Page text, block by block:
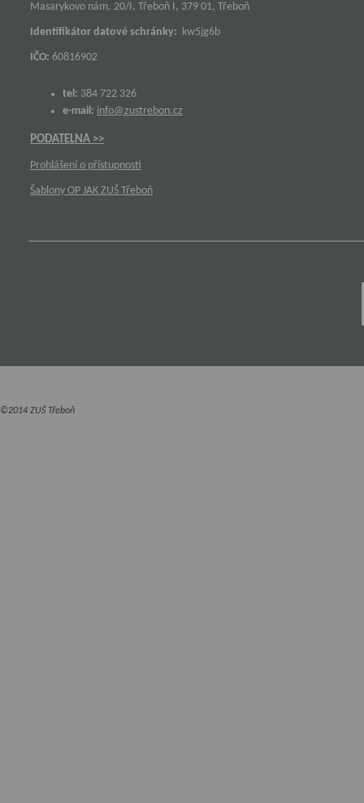
Masarykovo nám. 20/I, Třeboň I, 379 01, Třeboň
Identifikátor datové schránky: kw5jg6b
IČO: 60816902
tel: 384 722 326
e-mail: info@zustrebon.cz
PODATELNA >>
Prohlášení o přístupnosti
Šablony OP JAK ZUŠ Třeboň
©2014 ZUŠ Třeboň